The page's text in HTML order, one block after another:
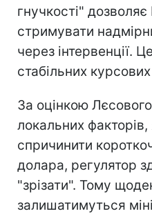
гнучкості"
стримувати
через інтервенції.
стабільних
За оцінкою
локальних
спричинити
долара, регулятор
"зрізати". Тому
залишатимуться